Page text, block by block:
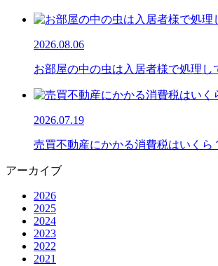
2026.08.06
お部屋の中の虫は入居者様で処理し
2026.07.19
売買不動産にかかる消費税はいくら
アーカイブ
2026
2025
2024
2023
2022
2021